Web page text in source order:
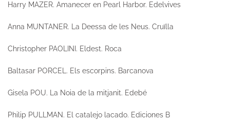
Harry MAZER. Amanecer en Pearl Harbor. Edelvives
Anna MUNTANER. La Deessa de les Neus. Cruïlla
Christopher PAOLINI. Eldest. Roca
Baltasar PORCEL. Els escorpins. Barcanova
Gisela POU. La Noia de la mitjanit. Edebé
Philip PULLMAN. El catalejo lacado. Ediciones B